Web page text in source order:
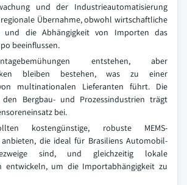
und der Industrieautomatisierung
Übernahme, obwohl wirtschaftliche
und die Abhängigkeit von Importen das
beeinflussen.
entstehen, aber
bleiben bestehen, was zu einer
multinationalen Lieferanten führt. Die
den Bergbau- und Prozessindustrien trägt
bei.
kostengünstige, robuste MEMS-
anbieten, die ideal für Brasiliens Automobil-
sind, und gleichzeitig lokale
entwickeln, um die Importabhängigkeit zu